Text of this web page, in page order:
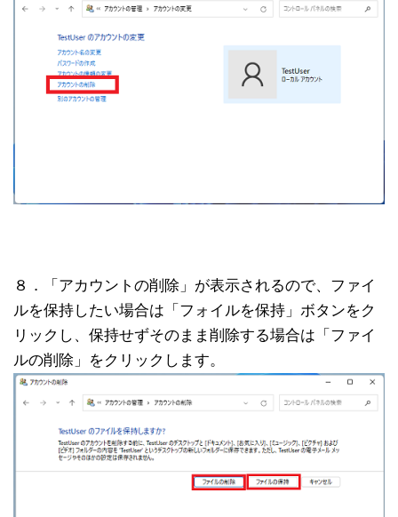
８．「アカウントの削除」が表示されるので、ファイ
ルを保持したい場合は「フォイルを保持」ボタンをク
リックし、保持せずそのまま削除する場合は「ファイ
ルの削除」をクリックします。